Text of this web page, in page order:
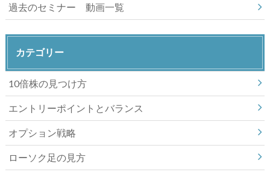
過去のセミナー 動画一覧
カテゴリー
10倍株の見つけ方
エントリーポイントとバランス
オプション戦略
ローソク足の見方